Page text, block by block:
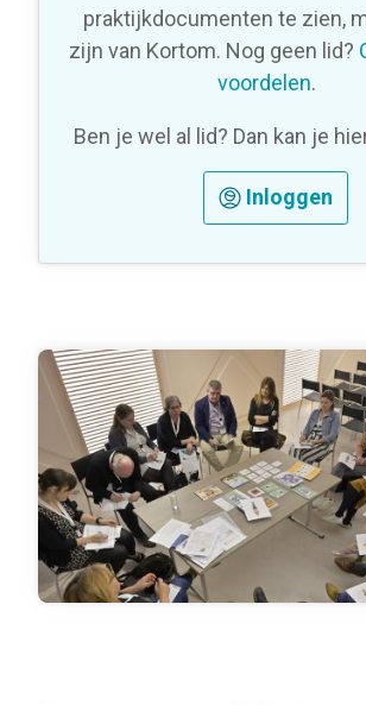
praktijkdocumenten te zien,
zijn van Kortom. Nog geen lid?
voordelen.
Ben je wel al lid? Dan kan je
Inloggen